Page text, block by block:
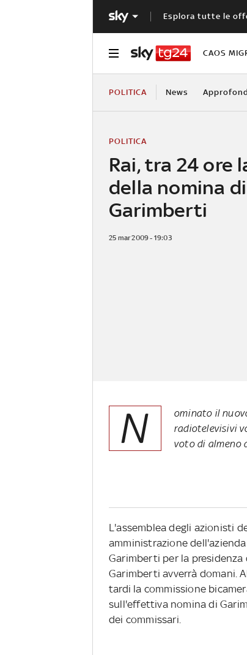
Esplora tutte le
CAOS
POLITICA News
Rai, tra 24 ore
della nomina di
Garimberti
POLITICA
25 mar 2009 - 19:03
N
ominato il
radiotelevisivi
voto di almeno
L'assemblea degli azionisti
amministrazione
Garimberti per la
Garimberti avverrà domani.
tardi la commissione
sull'effettiva nomina di
dei commissari.